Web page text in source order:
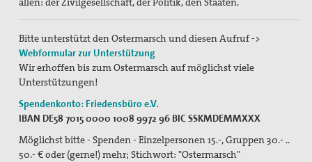
Bitte unterstützt den Ostermarsch und diesen Aufruf ->
Webformular zur Unterstützung
Wir erhoffen bis zum Ostermarsch auf möglichst viele
Unterstützungen!
Spendenkonto: Friedensbüro e.V.
IBAN DE58 7015 0000 1008 9972 96 BIC SSKMDEMMXXX
Möglichst bitte - Spenden - Einzelpersonen 15.-, Gruppen 30.- ..
50.- € oder (gerne!) mehr; Stichwort: "Ostermarsch"